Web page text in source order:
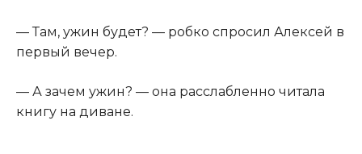
— Там, ужин будет? — робко спросил Алексей в
первый вечер.
— А зачем ужин? — она расслабленно читала
книгу на диване.